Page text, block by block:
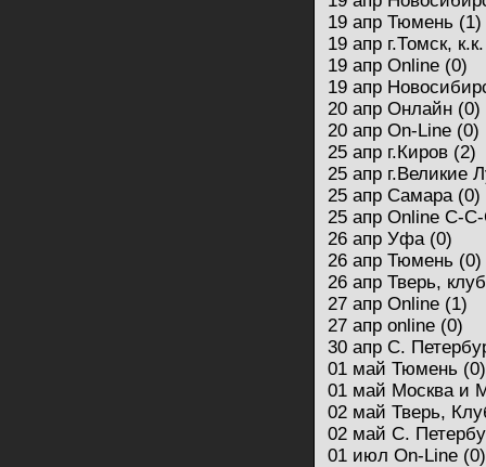
19 апр Тюмень (1)
19 апр г.Томск,
19 апр Online (0)
19 апр
20 апр Онлайн (0)
20 апр On-Line (0)
25 апр г.Киров (2)
25 апр г.Великие
25 апр Самара (0)
25 апр Online C-
26 апр Уфа (0)
26 апр Тюмень (0)
26 апр Тверь,
27 апр Online (1)
27 апр online (0)
30 апр С.
01 май Тюмень (0)
01 май Москва и
02 май Тверь,
02 май С.
01 июл On-Line (0)